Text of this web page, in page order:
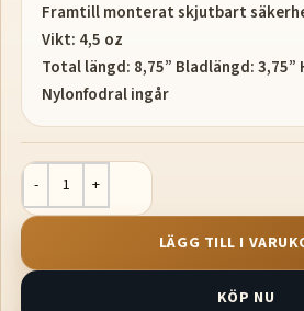
Framtill monterat skjutbart
Vikt: 4,5 oz
Total längd: 8,75” Bladlängd:
Nylonfodral ingår
LÄGG TILL I
KÖP NU